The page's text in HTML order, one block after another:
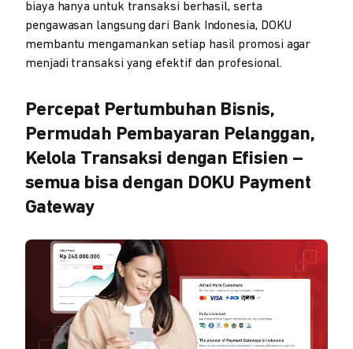
biaya hanya untuk transaksi berhasil, serta
pengawasan langsung dari Bank Indonesia, DOKU
membantu mengamankan setiap hasil promosi agar
menjadi transaksi yang efektif dan profesional.
Percepat Pertumbuhan Bisnis,
Permudah Pembayaran Pelanggan,
Kelola Transaksi dengan Efisien –
semua bisa dengan DOKU Payment
Gateway